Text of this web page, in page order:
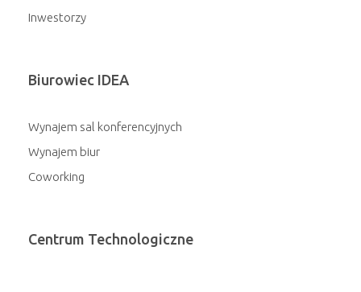
Inwestorzy
Biurowiec IDEA
Wynajem sal konferencyjnych
Wynajem biur
Coworking
Centrum Technologiczne